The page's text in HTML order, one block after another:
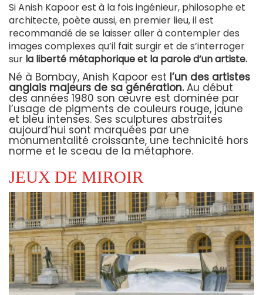
Si Anish Kapoor est à la fois ingénieur, philosophe et
architecte, poète aussi, en premier lieu, il est
recommandé de se laisser aller à contempler des
images complexes qu’il fait surgir et de s’interroger
sur la liberté métaphorique et la parole d’un artiste.
Né à Bombay, Anish Kapoor est l’un des artistes
anglais majeurs de sa génération.Au début
des années 1980 son œuvre est dominée par
l’usage de pigments de couleurs rouge, jaune
et bleu intenses. Ses sculptures abstraites
aujourd’hui sont marquées par une
monumentalité croissante, une technicité hors
norme et le sceau de la métaphore.
JEUX DE MIROIR